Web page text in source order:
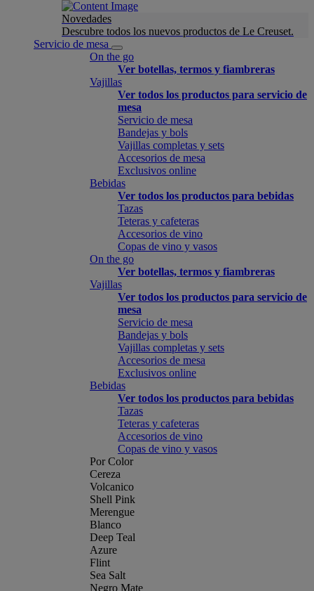
Novedades
Descubre todos los nuevos productos de Le Creuset.
Servicio de mesa
On the go
Ver botellas, termos y fiambreras
Vajillas
Ver todos los productos para servicio de
mesa
Servicio de mesa
Bandejas y bols
Vajillas completas y sets
Accesorios de mesa
Exclusivos online
Bebidas
Ver todos los productos para bebidas
Tazas
Teteras y cafeteras
Accesorios de vino
Copas de vino y vasos
On the go
Ver botellas, termos y fiambreras
Vajillas
Ver todos los productos para servicio de
mesa
Servicio de mesa
Bandejas y bols
Vajillas completas y sets
Accesorios de mesa
Exclusivos online
Bebidas
Ver todos los productos para bebidas
Tazas
Teteras y cafeteras
Accesorios de vino
Copas de vino y vasos
Por Color
Cereza
Volcanico
Shell Pink
Merengue
Blanco
Deep Teal
Azure
Flint
Sea Salt
Negro Mate